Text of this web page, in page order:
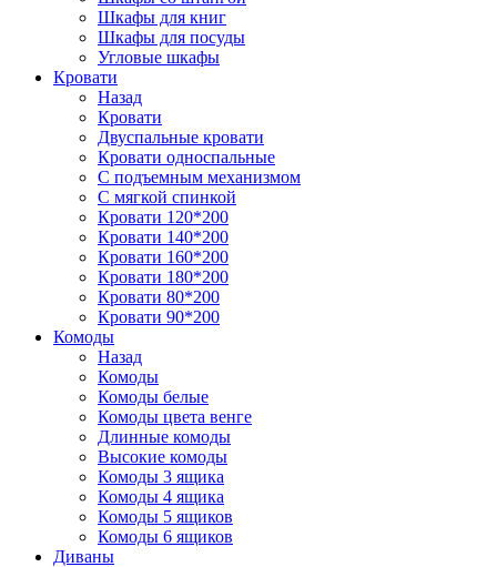
Шкафы для книг
Шкафы для посуды
Угловые шкафы
Кровати
Назад
Кровати
Двуспальные кровати
Кровати односпальные
С подъемным механизмом
С мягкой спинкой
Кровати 120*200
Кровати 140*200
Кровати 160*200
Кровати 180*200
Кровати 80*200
Кровати 90*200
Комоды
Назад
Комоды
Комоды белые
Комоды цвета венге
Длинные комоды
Высокие комоды
Комоды 3 ящика
Комоды 4 ящика
Комоды 5 ящиков
Комоды 6 ящиков
Диваны